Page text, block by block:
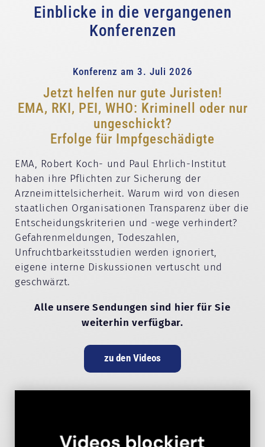
Einblicke in die vergangenen
Konferenzen
Konferenz am 3. Juli 2026
Jetzt helfen nur gute Juristen!
EMA, RKI, PEI, WHO: Kriminell oder nur
ungeschickt?
Erfolge für Impfgeschädigte
EMA, Robert Koch- und Paul Ehrlich-Institut
haben ihre Pflichten zur Sicherung der
Arzneimittelsicherheit. Warum wird von diesen
staatlichen Organisationen Transparenz über die
Entscheidungskriterien und -wege verhindert?
Gefahrenmeldungen, Todeszahlen,
Unfruchtbarkeitsstudien werden ignoriert,
eigene interne Diskussionen vertuscht und
geschwärzt.
Alle unsere Sendungen sind hier für Sie
weiterhin verfügbar.
zu den Videos